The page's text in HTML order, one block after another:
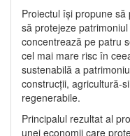
Proiectul își propune
să protejeze
concentrează pe patru
cel mai mare risc în
sustenabilă a
construcții, agricultură-
regenerabile.
Principalul rezultat al
unei economii care